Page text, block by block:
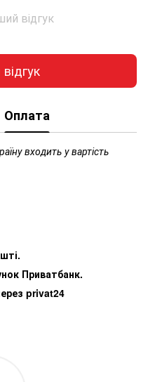
відгук
Оплата
входить у вартість
Приватбанк.
privat24